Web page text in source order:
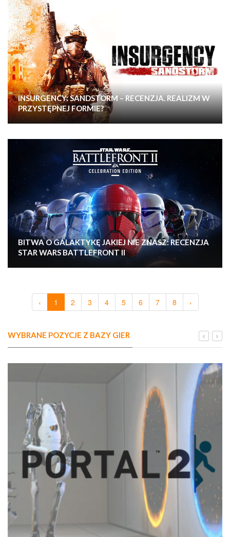
INSURGENCY: SANDSTORM – RECENZJA. REALIZM W
PRZYSTĘPNEJ FORMIE?
BITWA O GALAKTYKĘ JAKIEJ NIE ZNASZ: RECENZJA
STAR WARS BATTLEFRONT II
‹ 1 2 3 4 5 6 7 8 ›
WYBRANE POZYCJE Z BAZY GIER